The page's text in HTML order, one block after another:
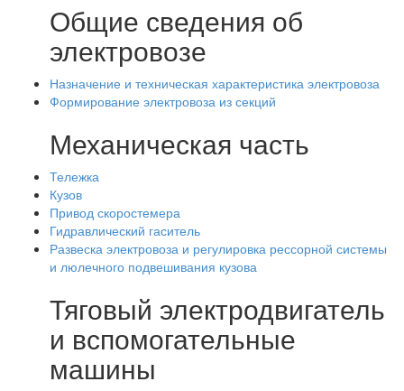
Общие сведения об
электровозе
Назначение и техническая характеристика электровоза
Формирование электровоза из секций
Механическая часть
Тележка
Кузов
Привод скоростемера
Гидравлический гаситель
Развеска электровоза и регулировка рессорной системы
и люлечного подвешивания кузова
Тяговый электродвигатель
и вспомогательные
машины